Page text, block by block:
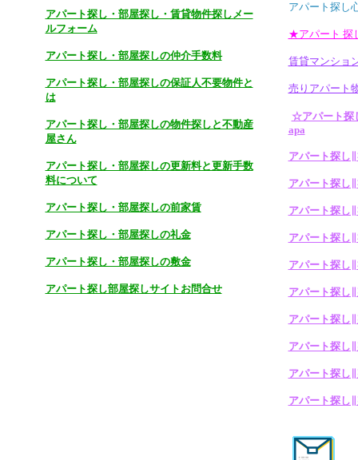
アパート探し・部屋探し・賃貸物件探しメー
ルフォーム
アパート探し・部屋探しの仲介手数料
アパート探し・部屋探しの保証人不要物件と
は
アパート探し・部屋探しの物件探しと不動産
屋さん
アパート探し・部屋探しの更新料と更新手数
料について
アパート探し・部屋探しの前家賃
アパート探し・部屋探しの礼金
アパート探し・部屋探しの敷金
アパート探し部屋探しサイトお問合せ
アパート探し
★アパート 探
賃貸マンショ
売りアパート
☆アパート探
apa
アパート探し
アパート探し
アパート探し
アパート探し
アパート探し
アパート探し
アパート探し
アパート探し
アパート探し
アパート探し